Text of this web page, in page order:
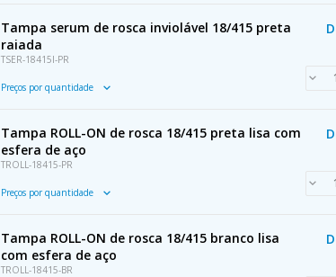
Tampa serum de rosca inviolável 18/415 preta
raiada
TSER-18415I-PR
Preços por quantidade
Tampa ROLL-ON de rosca 18/415 preta lisa com
esfera de aço
TROLL-18415-PR
Preços por quantidade
Tampa ROLL-ON de rosca 18/415 branco lisa
com esfera de aço
TROLL-18415-BR